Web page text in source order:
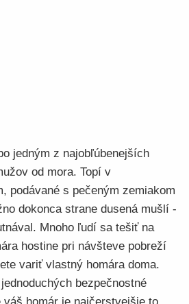
jedným z najobľúbenejších
od mora. Topí v
podávané s pečeným zemiakom
dokonca strane dusená mušlí -
Mnoho ľudí sa tešiť na
hostine pri návšteve pobreží
variť vlastný homára doma.
bezpečnostné